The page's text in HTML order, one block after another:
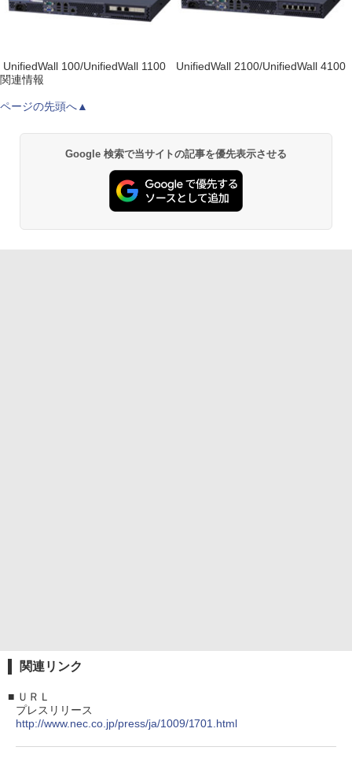
UnifiedWall 100/UnifiedWall 1100
UnifiedWall 2100/UnifiedWall 4100
関連情報
ページの先頭へ▲
Google 検索で当サイトの記事を優先表示させる
関連リンク
■ ＵＲＬ
プレスリリース
http://www.nec.co.jp/press/ja/1009/1701.html